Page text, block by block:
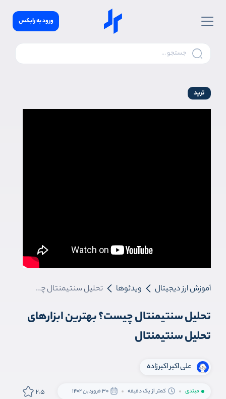
ورود به رابکس
ترید
آموزش ارز دیجیتال ویدئوها تحلیل سنتیمنتال چیست؟ بهترین ابزارهای تحلیل سنتیمنتال
تحلیل سنتیمنتال چیست؟ بهترین ابزارهای
تحلیل سنتیمنتال
علی اکبر اکبرزاده
مبتدی کمتر از یک دقیقه 30 فروردین 1402 2.5